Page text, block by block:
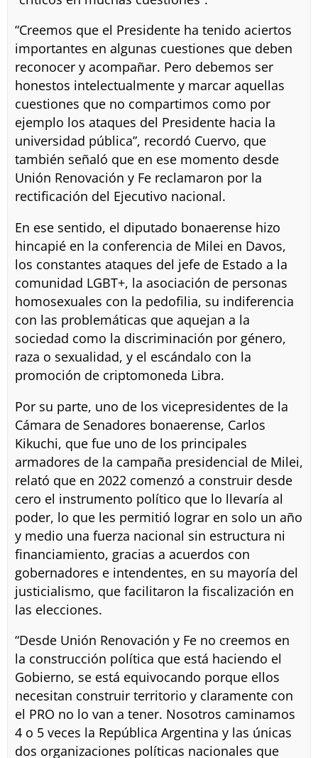
“Creemos que el Presidente ha tenido aciertos
importantes en algunas cuestiones que deben
reconocer y acompañar. Pero debemos ser
honestos intelectualmente y marcar aquellas
cuestiones que no compartimos como por
ejemplo los ataques del Presidente hacia la
universidad pública”, recordó Cuervo, que
también señaló que en ese momento desde
Unión Renovación y Fe reclamaron por la
rectificación del Ejecutivo nacional.
En ese sentido, el diputado bonaerense hizo
hincapié en la conferencia de Milei en Davos,
los constantes ataques del jefe de Estado a la
comunidad LGBT+, la asociación de personas
homosexuales con la pedofilia, su indiferencia
con las problemáticas que aquejan a la
sociedad como la discriminación por género,
raza o sexualidad, y el escándalo con la
promoción de criptomoneda Libra.
Por su parte, uno de los vicepresidentes de la
Cámara de Senadores bonaerense, Carlos
Kikuchi, que fue uno de los principales
armadores de la campaña presidencial de Milei,
relató que en 2022 comenzó a construir desde
cero el instrumento político que lo llevaría al
poder, lo que les permitió lograr en solo un año
y medio una fuerza nacional sin estructura ni
financiamiento, gracias a acuerdos con
gobernadores e intendentes, en su mayoría del
justicialismo, que facilitaron la fiscalización en
las elecciones.
“Desde Unión Renovación y Fe no creemos en
la construcción política que está haciendo el
Gobierno, se está equivocando porque ellos
necesitan construir territorio y claramente con
el PRO no lo van a tener. Nosotros caminamos
4 o 5 veces la República Argentina y las únicas
dos organizaciones políticas nacionales que